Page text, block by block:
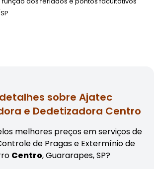
sobre Ajatec
e Dedetizadora Centro
melhores preços em serviços de
de Pragas e Extermínio de
Centro, Guararapes, SP?